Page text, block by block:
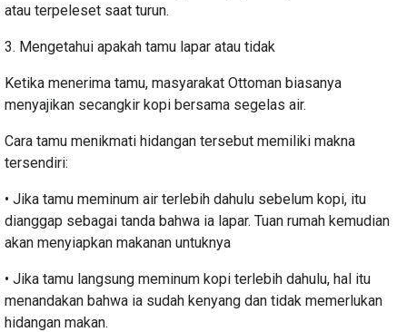
atau terpeleset saat turun.
3. Mengetahui apakah tamu lapar atau tidak
Ketika menerima tamu, masyarakat Ottoman biasanya
menyajikan secangkir kopi bersama segelas air.
Cara tamu menikmati hidangan tersebut memiliki makna
tersendiri:
• Jika tamu meminum air terlebih dahulu sebelum kopi, itu
dianggap sebagai tanda bahwa ia lapar. Tuan rumah kemudian
akan menyiapkan makanan untuknya
• Jika tamu langsung meminum kopi terlebih dahulu, hal itu
menandakan bahwa ia sudah kenyang dan tidak memerlukan
hidangan makan.